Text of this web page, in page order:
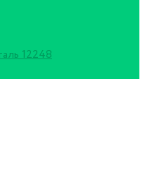
12248